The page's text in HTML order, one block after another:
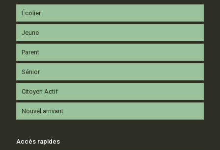
Écolier
Jeune
Parent
Sénior
Citoyen Actif
Nouvel arrivant
Accès rapides